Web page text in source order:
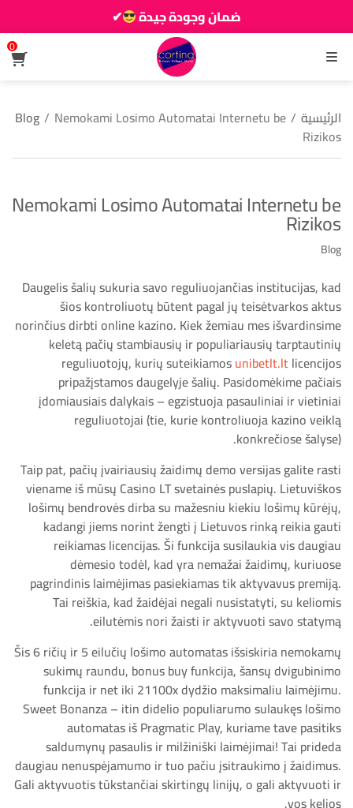
ضمان وجودة جيدة
✔
زين دارك يزيانو حوالك
القائمة
0
الرئيسية /
Blog / Nemokami Losimo Automatai Internetu be
Rizikos
Nemokami Losimo Automatai Internetu be
Rizikos
Blog
Daugelis šalių sukuria savo reguliuojančias institucijas, kad
šios kontroliuotų būtent pagal jų teisėtvarkos aktus
norinčius dirbti online kazino. Kiek žemiau mes išvardinsime
keletą pačių stambiausių ir populiariausių tarptautinių
reguliuotojų, kurių suteikiamosunibetlt.ltlicencijos
pripažįstamos daugelyje šalių. Pasidomėkime pačiais
įdomiausiais dalykais – egzistuoja pasauliniai ir vietiniai
reguliuotojai (tie, kurie kontroliuoja kazino veiklą
konkrečiose šalyse).
Taip pat, pačių įvairiausių žaidimų demo versijas galite rasti
viename iš mūsų Casino LT svetainės puslapių. Lietuviškos
lošimų bendrovės dirba su mažesniu kiekiu lošimų kūrėjų,
kadangi jiems norint žengti į Lietuvos rinką reikia gauti
reikiamas licencijas. Ši funkcija susilaukia vis daugiau
dėmesio todėl, kad yra nemažai žaidimų, kuriuose
pagrindinis laimėjimas pasiekiamas tik aktyvavus premiją.
Tai reiškia, kad žaidėjai negali nusistatyti, su keliomis
eilutėmis nori žaisti ir aktyvuoti savo statymą.
Šis 6 ričių ir 5 eilučių lošimo automatas išsiskiria nemokamų
sukimų raundu, bonus buy funkcija, šansų dvigubinimo
funkcija ir net iki 21100x dydžio maksimaliu laimėjimu.
Sweet Bonanza – itin didelio populiarumo sulaukęs lošimo
automatas iš Pragmatic Play, kuriame tave pasitiks
saldumynų pasaulis ir milžiniški laimėjimai! Tai prideda
daugiau nenuspėjamumo ir tuo pačiu įsitraukimo į žaidimus.
Gali aktyvuotis tūkstančiai skirtingų linijų, o gali aktyvuoti ir
vos kelios.